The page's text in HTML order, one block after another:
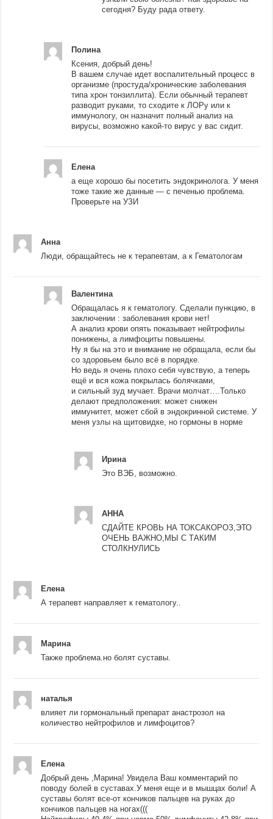
сегодня? Буду рада ответу.
Полина
Ксения, добрый день!
В вашем случае идет воспалительный процесс в
организме (простуда/хронические заболевания
типа хрон тонзиллита). Если обычный терапевт
разводит руками, то сходите к ЛОРу или к
иммунологу, он назначит полный анализ на
вирусы, возможно какой-то вирус у вас сидит.
Елена
а еще хорошо бы посетить эндокринолога. У меня
тоже такие же данные — с печенью проблема.
Проверьте на УЗИ
Анна
Люди, обращайтесь не к терапевтам, а к Гематологам
Валентина
Обращалась я к гематологу. Сделали пункцию, в
заключении : заболевания крови нет!
А анализ крови опять показывает нейтрофилы
понижены, а лимфоциты повышены.
Ну я бы на это и внимание не обращала, если бы
со здоровьем было всё в порядке.
Но ведь я очень плохо себя чувствую, а теперь
ещё и вся кожа покрылась болячками,
и сильный зуд мучает. Врачи молчат….Только
делают предположения: может снижен
иммунитет, может сбой в эндокринной системе. У
меня узлы на щитовидке, но гормоны в норме
Ирина
Это ВЭБ, возможно.
АННА
СДАЙТЕ КРОВЬ НА ТОКСАКОРОЗ,ЭТО
ОЧЕНЬ ВАЖНО,МЫ С ТАКИМ
СТОЛКНУЛИСЬ
Елена
А терапевт направляет к гематологу..
Марина
Также проблема.но болят суставы.
наталья
влияет ли гормональный препарат анастрозол на
количество нейтрофилов и лимфоцитов?
Елена
Добрый день ,Марина! Увидела Ваш комментарий по
поводу болей в суставах.У меня еще и в мышцах боли! А
суставы болят все-от кончиков пальцев на руках до
кончиков пальцев на ногах(((